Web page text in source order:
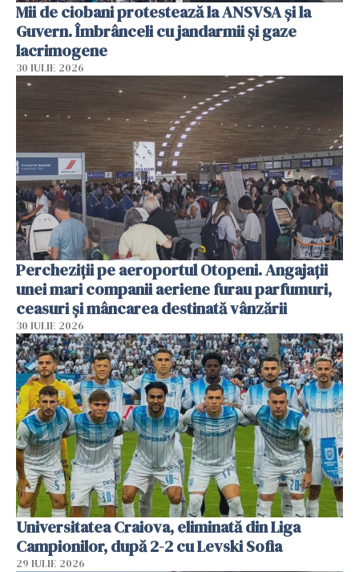
Mii de ciobani protestează la ANSVSA și la
Guvern. Îmbrânceli cu jandarmii și gaze
lacrimogene
30 IULIE 2026
Percheziții pe aeroportul Otopeni. Angajații
unei mari companii aeriene furau parfumuri,
ceasuri și mâncarea destinată vânzării
30 IULIE 2026
Universitatea Craiova, eliminată din Liga
Campionilor, după 2-2 cu Levski Sofia
29 IULIE 2026